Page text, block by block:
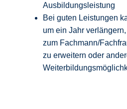
Ausbildungsleistung
Bei guten Leistungen
um ein Jahr
zum Fachmann/
zu erweitern oder